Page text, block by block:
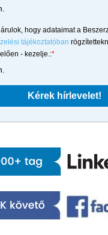
hogy adataimat a
tájékoztatóban
- kezelje.:*